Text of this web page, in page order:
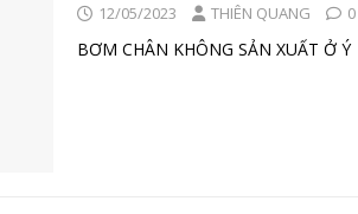
12/05/2023 THIÊN QUANG 0
BƠM CHÂN KHÔNG